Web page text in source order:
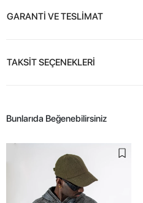
GARANTİ VE TESLİMAT
TAKSİT SEÇENEKLERİ
Bunlarıda Beğenebilirsiniz